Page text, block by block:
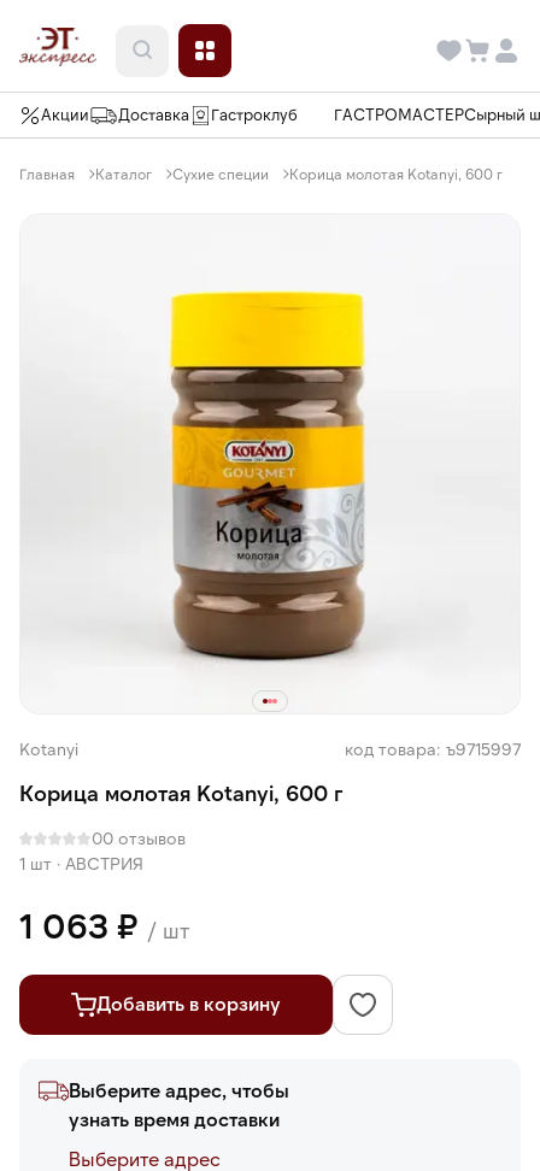
Акции Доставка Гастроклуб ГАСТРОМАСТЕРСырный
Главная Каталог Сухие специи Корица молотая Kotanyi, 600 г
Kotanyi код товара: ъ9715997
Корица молотая Kotanyi, 600 г
00 отзывов
1 шт · АВСТРИЯ
1 063 ₽ / шт
Добавить в корзину
Выберите адрес, чтобы
узнать время доставки
Выберите адреc